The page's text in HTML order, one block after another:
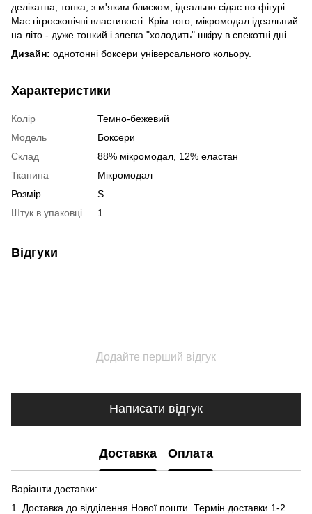
делікатна, тонка, з м'яким блиском, ідеально сідає по фігурі.
Має гігроскопічні властивості. Крім того, мікромодал ідеальний
на літо - дуже тонкий і злегка "холодить" шкіру в спекотні дні.
Дизайн: однотонні боксери універсального кольору.
Характеристики
Колір
Темно-бежевий
Модель
Боксери
Склад
88% мікромодал, 12% еластан
Тканина
Мікромодал
Розмір
S
Штук в упаковці
1
Відгуки
Додайте перший відгук
Написати відгук
Доставка Оплата
Варіанти доставки:
1. Доставка до відділення Нової пошти. Термін доставки 1-2